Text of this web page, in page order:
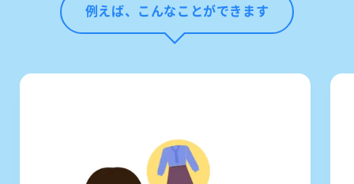
例えば、こんなことができます